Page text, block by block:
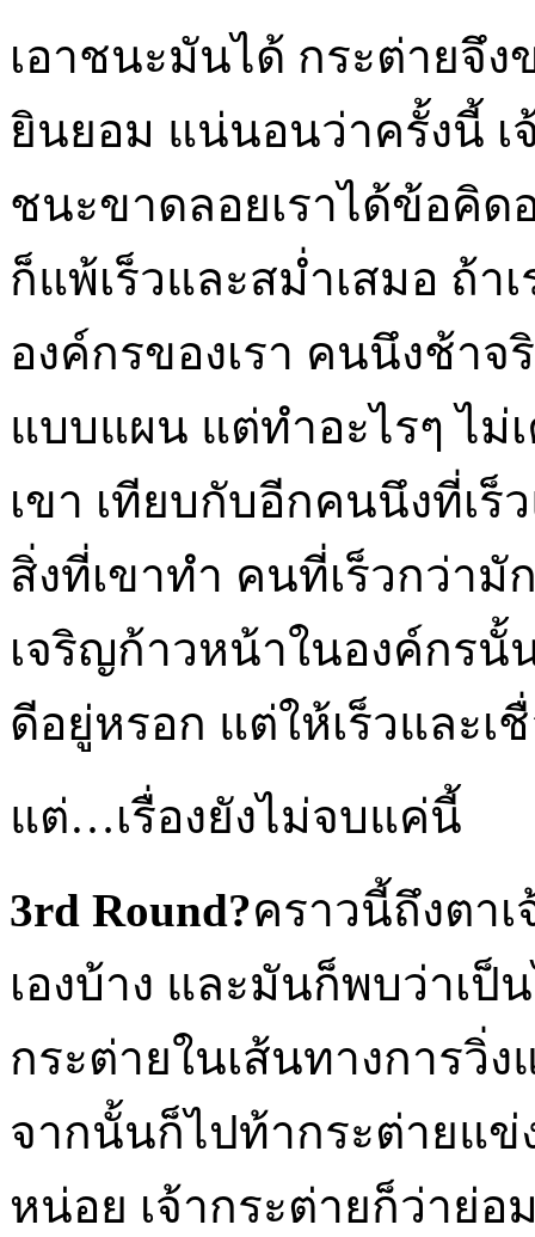
เอาชนะมันได้ กระต่ายจึ
ยินยอม แน่นอนว่าครั้งนี้ เ
ชนะขาดลอยเราได้ข้อคิ
ก็แพ้เร็วและสม่ำเสมอ ถ้า
องค์กรของเรา คนนึงช้าจ
แบบแผน แต่ทำอะไรๆ ไม่
เขา เทียบกับอีกคนนึงที่เร็
สิ่งที่เขาทำ คนที่เร็วกว่า
เจริญก้าวหน้าในองค์กรนั้
ดีอยู่หรอก แต่ให้เร็วและเ
แต่…เรื่องยังไม่จบแค่นี้
3rd Round?คราวนี้ถึงตา
เองบ้าง และมันก็พบว่าเป็
กระต่ายในเส้นทางการวิ่
จากนั้นก็ไปท้ากระต่ายแข่
หน่อย เจ้ากระต่ายก็ว่าย่อ